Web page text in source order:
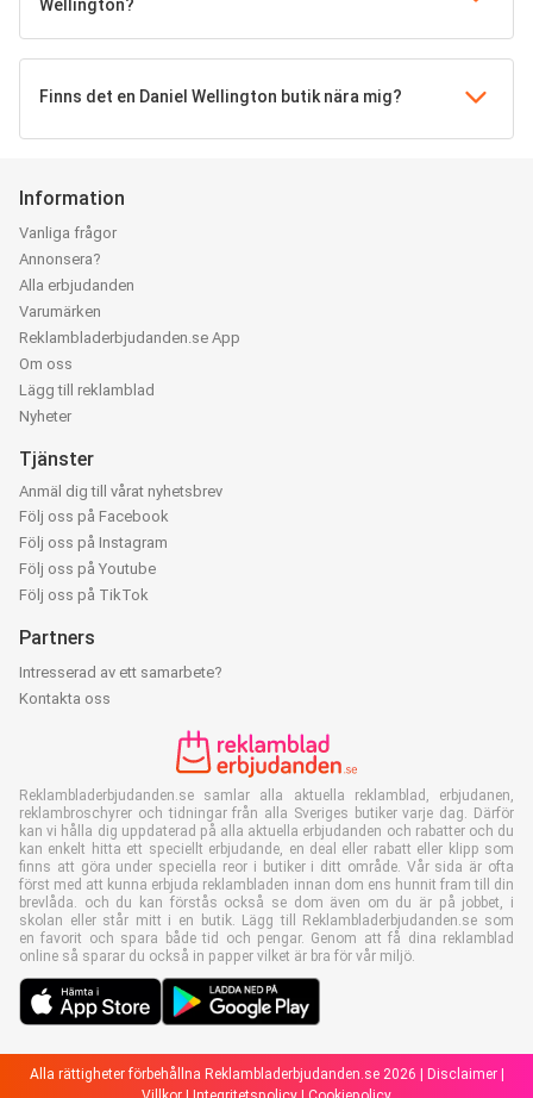
Wellington?
Finns det en Daniel Wellington butik nära mig?
Information
Vanliga frågor
Annonsera?
Alla erbjudanden
Varumärken
Reklambladerbjudanden.se App
Om oss
Lägg till reklamblad
Nyheter
Tjänster
Anmäl dig till vårat nyhetsbrev
Följ oss på Facebook
Följ oss på Instagram
Följ oss på Youtube
Följ oss på TikTok
Partners
Intresserad av ett samarbete?
Kontakta oss
Reklambladerbjudanden.se samlar alla aktuella reklamblad, erbjudanen,
reklambroschyrer och tidningar från alla Sveriges butiker varje dag. Därför
kan vi hålla dig uppdaterad på alla aktuella erbjudanden och rabatter och du
kan enkelt hitta ett speciellt erbjudande, en deal eller rabatt eller klipp som
finns att göra under speciella reor i butiker i ditt område. Vår sida är ofta
först med att kunna erbjuda reklambladen innan dom ens hunnit fram till din
brevlåda. och du kan förstås också se dom även om du är på jobbet, i
skolan eller står mitt i en butik. Lägg till Reklambladerbjudanden.se som
en favorit och spara både tid och pengar. Genom att få dina reklamblad
online så sparar du också in papper vilket är bra för vår miljö.
Alla rättigheter förbehållna Reklambladerbjudanden.se 2026 | Disclaimer|